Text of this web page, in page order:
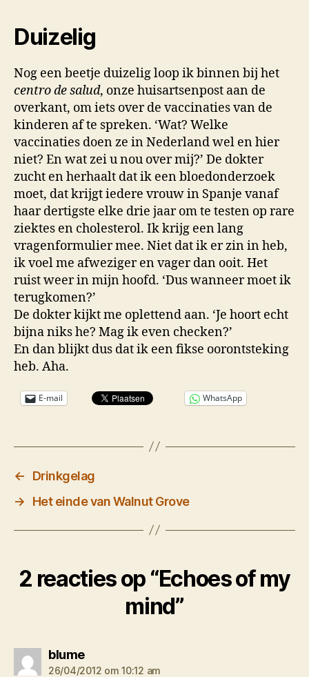
Duizelig
Nog een beetje duizelig loop ik binnen bij het
centro de salud, onze huisartsenpost aan de
overkant, om iets over de vaccinaties van de
kinderen af te spreken. ‘Wat? Welke
vaccinaties doen ze in Nederland wel en hier
niet? En wat zei u nou over mij?’ De dokter
zucht en herhaalt dat ik een bloedonderzoek
moet, dat krijgt iedere vrouw in Spanje vanaf
haar dertigste elke drie jaar om te testen op rare
ziektes en cholesterol. Ik krijg een lang
vragenformulier mee. Niet dat ik er zin in heb,
ik voel me afweziger en vager dan ooit. Het
ruist weer in mijn hoofd. ‘Dus wanneer moet ik
terugkomen?’
De dokter kijkt me oplettend aan. ‘Je hoort echt
bijna niks he? Mag ik even checken?’
En dan blijkt dus dat ik een fikse oorontsteking
heb. Aha.
E-mail WhatsApp
←
Drinkgelag
→
Het einde van Walnut Grove
2 reacties op “Echoes of my
mind”
blumezegt:
26/04/2012 om 10:12 am